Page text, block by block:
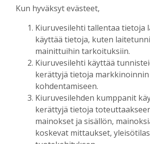
Jaana Selander
Liike Nyt: Maatalouden
palautettava
Tilaajille
Toimitus 16.6.2026 11:37
Liike Nytin Ville
Kärkkäinen KD:n
“Kristilliset edustaa
Tilaajille
Jaana Selander 8.6.2026
Kun hyväksyt evästeet,
Kiuruvesilehti tallentaa tietoja
käyttää tietoja, kuten
mainittuihin tarkoituksiin.
Kiuruvesilehti käyttää
kerättyjä tietoja
kohdentamiseen.
Kiuruvesilehden kumppanit
kerättyjä tietoja
mainokset ja sisällön,
koskevat mittaukset,